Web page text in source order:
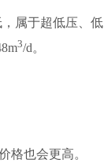
，属于超低压、低
3/d。
格也会更高。